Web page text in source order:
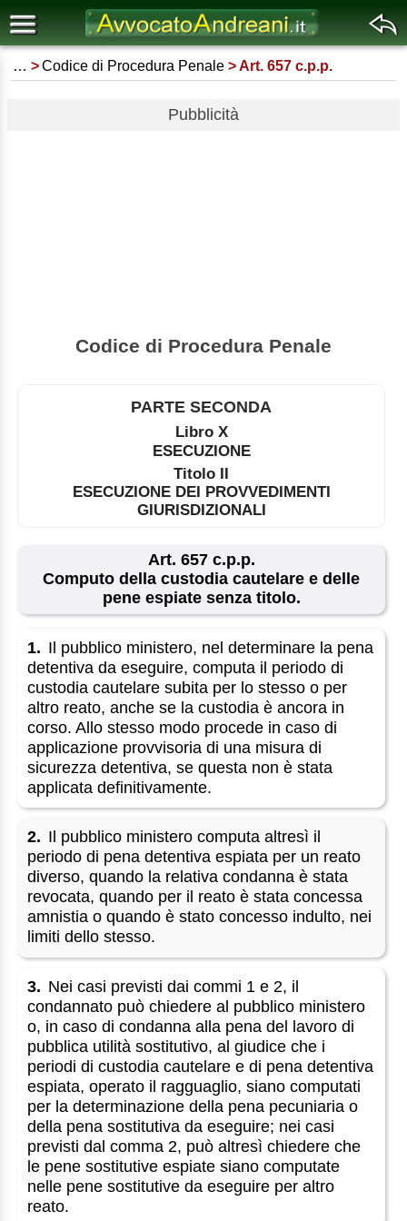
… Codice di Procedura Penale Art. 657 c.p.p.
Pubblicità
Codice di Procedura Penale
PARTE SECONDA
Libro X
ESECUZIONE
Titolo II
ESECUZIONE DEI PROVVEDIMENTI
GIURISDIZIONALI
Art. 657 c.p.p.
Computo della custodia cautelare e delle
pene espiate senza titolo.
1. Il pubblico ministero, nel determinare la pena
detentiva da eseguire, computa il periodo di
custodia cautelare subita per lo stesso o per
altro reato, anche se la custodia è ancora in
corso. Allo stesso modo procede in caso di
applicazione provvisoria di una misura di
sicurezza detentiva, se questa non è stata
applicata definitivamente.
2. Il pubblico ministero computa altresì il
periodo di pena detentiva espiata per un reato
diverso, quando la relativa condanna è stata
revocata, quando per il reato è stata concessa
amnistia o quando è stato concesso indulto, nei
limiti dello stesso.
3. Nei casi previsti dai commi 1 e 2, il
condannato può chiedere al pubblico ministero
o, in caso di condanna alla pena del lavoro di
pubblica utilità sostitutivo, al giudice che i
periodi di custodia cautelare e di pena detentiva
espiata, operato il ragguaglio, siano computati
per la determinazione della pena pecuniaria o
della pena sostitutiva da eseguire; nei casi
previsti dal comma 2, può altresì chiedere che
le pene sostitutive espiate siano computate
nelle pene sostitutive da eseguire per altro
reato.